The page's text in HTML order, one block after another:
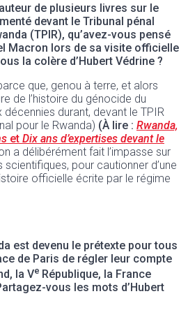
de plusieurs livres sur le
devant le Tribunal pénal
(TPIR), qu’avez-vous pensé
Macron lors de sa visite officielle
la colère d’Hubert Védrine ?
que, genou à terre, et alors
de l’histoire du génocide du
durant, devant le TPIR
pour le Rwanda) (À lire : Rwanda,
et Dix ans d’expertises devant le
a délibérément fait l’impasse sur
pour cautionner d’une
officielle écrite par le régime
est devenu le prétexte pour tous
de Paris de régler leur compte
la Ve République, la France
vous les mots d’Hubert